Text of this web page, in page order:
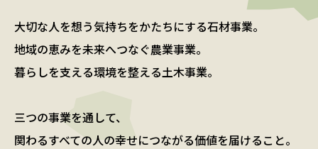
大切な人を想う気持ちをかたちにする石材事業。
地域の恵みを未来へつなぐ農業事業。
暮らしを支える環境を整える土木事業。
三つの事業を通して、
関わるすべての人の幸せにつながる価値を届けること。